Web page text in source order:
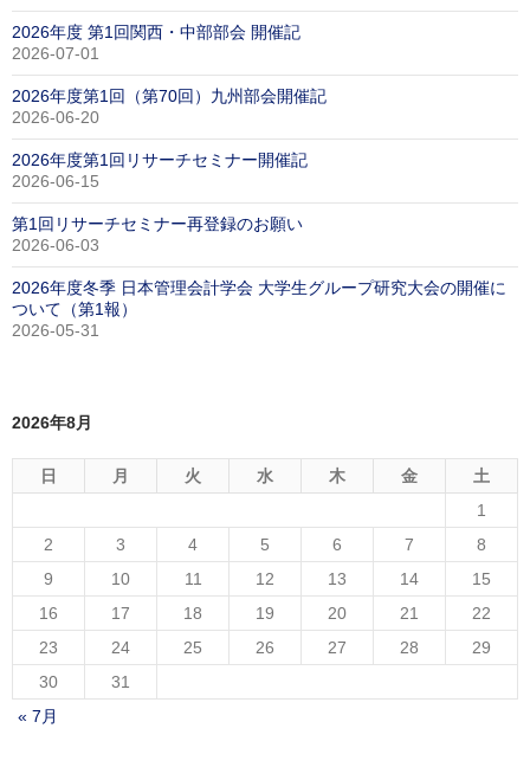
2026年度 第1回関西・中部部会 開催記
2026-07-01
2026年度第1回（第70回）九州部会開催記
2026-06-20
2026年度第1回リサーチセミナー開催記
2026-06-15
第1回リサーチセミナー再登録のお願い
2026-06-03
2026年度冬季 日本管理会計学会 大学生グループ研究大会の開催に
ついて（第1報）
2026-05-31
2026年8月
日 月 火 水 木 金
土
1
2
3 4 5 6 7
8
9
10 11 12 13 14
15
16
17 18 19 20 21
22
23
24 25 26 27 28
29
30
31
« 7月